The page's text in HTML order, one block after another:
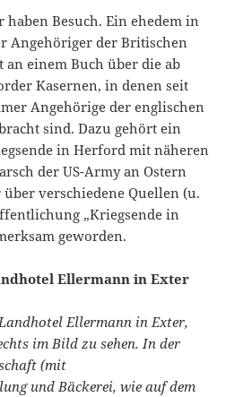
haben Besuch. Ein ehedem in
Angehöriger der Britischen
an einem Buch über die ab
Kasernen, in denen seit
Angehörige der englischen
sind. Dazu gehört ein
in Herford mit näheren
der US-Army an Ostern
verschiedene Quellen (u.
„Kriegsende in
geworden.
Ellermann in Exter,
im Bild zu sehen. In der
(mit
und Bäckerei, wie auf dem